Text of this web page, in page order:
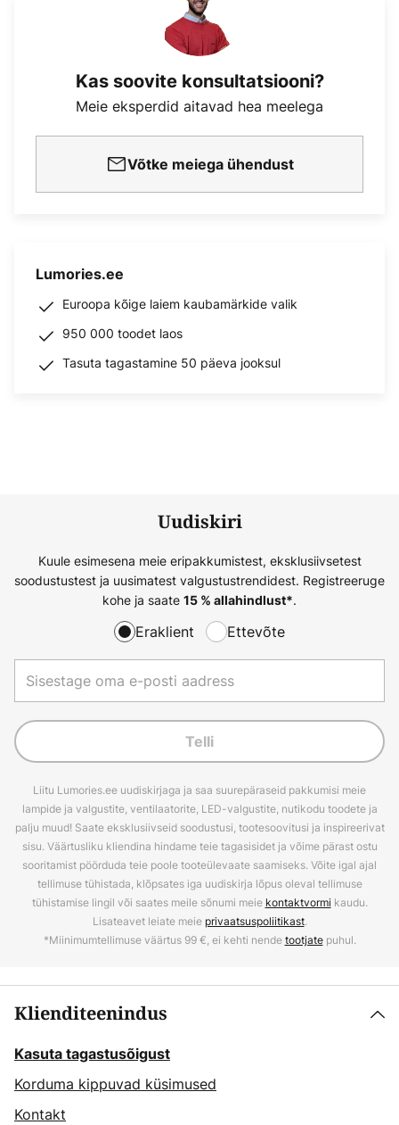
Kas soovite konsultatsiooni?
Meie eksperdid aitavad hea meelega
Võtke meiega ühendust
Lumories.ee
Euroopa kõige laiem kaubamärkide valik
950 000 toodet laos
Tasuta tagastamine 50 päeva jooksul
Uudiskiri
Kuule esimesena meie eripakkumistest, eksklusiivsetest
soodustustest ja uusimatest valgustustrendidest. Registreeruge
kohe ja saate 15 % allahindlust*.
Eraklient Ettevõte
Telli
Liitu Lumories.ee uudiskirjaga ja saa suurepäraseid pakkumisi meie
lampide ja valgustite, ventilaatorite, LED-valgustite, nutikodu toodete ja
palju muud! Saate eksklusiivseid soodustusi, tootesoovitusi ja inspireerivat
sisu. Väärtusliku kliendina hindame teie tagasisidet ja võime pärast ostu
sooritamist pöörduda teie poole tooteülevaate saamiseks. Võite igal ajal
tellimuse tühistada, klõpsates iga uudiskirja lõpus oleval tellimuse
tühistamise lingil või saates meile sõnumi meie kontaktvormi kaudu.
Lisateavet leiate meie privaatsuspoliitikast.
*Miinimumtellimuse väärtus 99 €, ei kehti nendetootjatepuhul.
Klienditeenindus
Kasuta tagastusõigust
Korduma kippuvad küsimused
Kontakt